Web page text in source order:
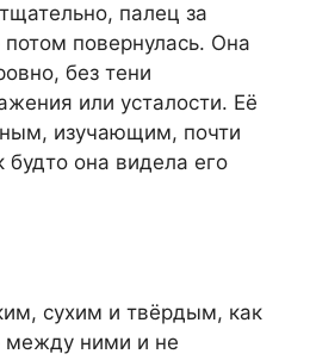
палец за
повернулась. Она
без тени
или усталости. Её
изучающим, почти
она видела его
сухим и твёрдым, как
между ними и не